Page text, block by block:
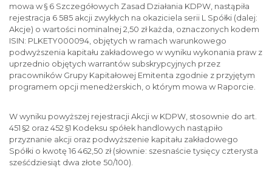
mowa w § 6 Szczegółowych Zasad Działania KDPW, nastąpiła
rejestracja 6 585 akcji zwykłych na okaziciela serii L Spółki (dalej:
Akcje) o wartości nominalnej 2,50 zł każda, oznaczonych kodem
ISIN: PLKETY000094, objętych w ramach warunkowego
podwyższenia kapitału zakładowego w wyniku wykonania praw z
uprzednio objętych warrantów subskrypcyjnych przez
pracowników Grupy Kapitałowej Emitenta zgodnie z przyjętym
programem opcji menedżerskich, o którym mowa w Raporcie.
W wyniku powyższej rejestracji Akcji w KDPW, stosownie do art.
451 §2 oraz 452 §1 Kodeksu spółek handlowych nastąpiło
przyznanie akcji oraz podwyższenie kapitału zakładowego
Spółki o kwotę 16 462,50 zł (słownie: szesnaście tysięcy czterysta
sześćdziesiąt dwa złote 50/100).